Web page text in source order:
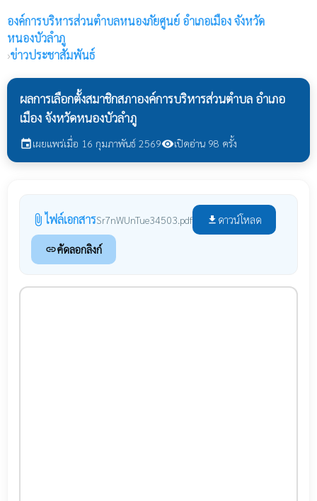
องค์การบริหารส่วนตำบลหนองภัยศูนย์ อำเภอเมือง จังหวัด
หนองบัวลำภู
›ข่าวประชาสัมพันธ์
ผลการเลือกตั้งสมาชิกสภาองค์การบริหารส่วนตำบล อำเภอ
เมือง จังหวัดหนองบัวลำภู
eventเผยแพร่เมื่อ 16 กุมภาพันธ์ 2569visibilityเปิดอ่าน 98 ครั้ง
attach_file ไฟล์เอกสารSr7nWUnTue34503.pdf file_download ดาวน์โหลด
linkคัดลอกลิงก์